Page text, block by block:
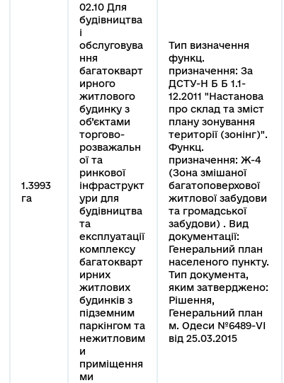
1.3993
га
02.10 Для
будівництва
і
обслуговува
ння
багатокварт
ирного
житлового
будинку з
об’єктами
торгово-
розважальн
ої та
ринкової
інфраструкт
ури для
будівництва
та
експлуатації
комплексу
багатокварт
ирних
житлових
будинків з
підземним
паркінгом та
нежитловим
и
приміщення
ми
Тип визначення
функц.
призначення: За
ДСТУ-Н Б Б 1.1-
12.2011 "Настанова
про склад та зміст
плану зонування
території (зонінг)".
Функц.
призначення: Ж-4
(Зона змішаної
багатоповерхової
житлової забудови
та громадської
забудови) . Вид
документації:
Генеральний план
населеного пункту.
Тип документа,
яким затверджено:
Рішення,
Генеральний план
м. Одеси №6489-VI
від 25.03.2015